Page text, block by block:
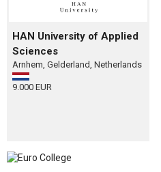
HAN University of Applied
Sciences
Arnhem, Gelderland, Netherlands
9.000 EUR